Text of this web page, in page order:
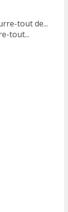
tout...